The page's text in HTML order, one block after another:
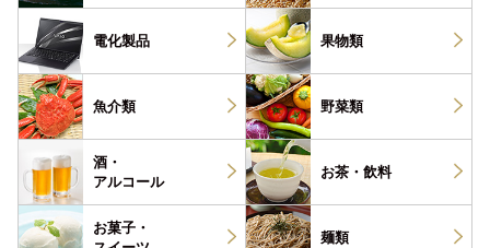
電化製品 果物類
魚介類 野菜類
酒・
アルコール
お茶・ 飲料
お菓子・
麺類